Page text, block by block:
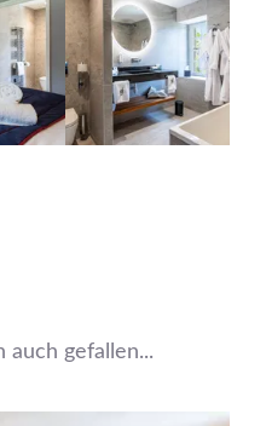
auch gefallen...